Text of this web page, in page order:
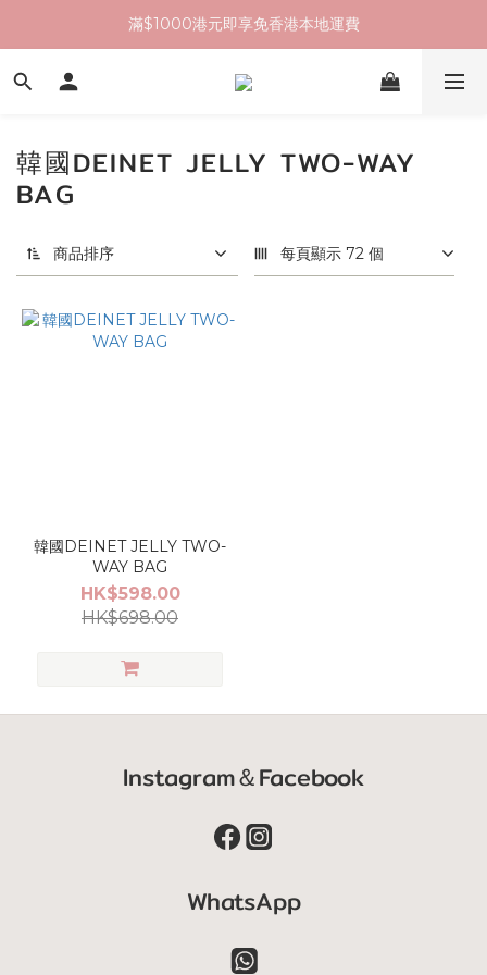
滿$1000港元即享免香港本地運費
韓國DEINET JELLY TWO-WAY
BAG
商品排序 每頁顯示 72 個
韓國DEINET JELLY TWO-
WAY BAG
HK$598.00
HK$698.00
Instagram＆Facebook
WhatsApp